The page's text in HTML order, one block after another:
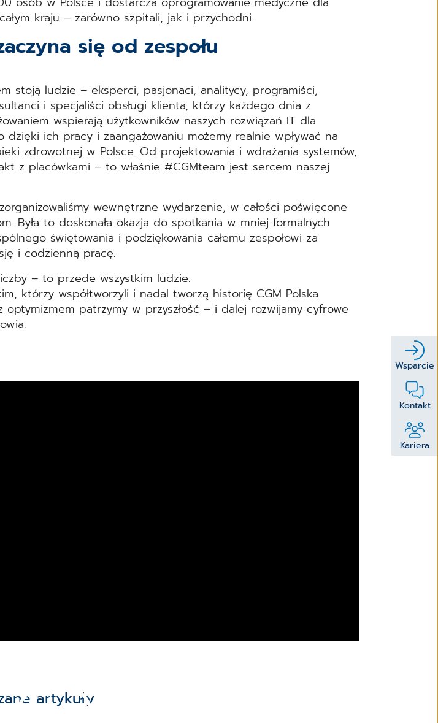
Wsparcie
Kontakt
Kariera
kraju – zarówno szpitali, jak i przychodni.
się od zespołu
stoją ludzie – eksperci, pasjonaci, analitycy, programiści,
i specjaliści obsługi klienta, którzy każdego dnia z
wspierają użytkowników naszych rozwiązań IT dla
dzięki ich pracy i zaangażowaniu możemy realnie wpływać na
zdrowotnej w Polsce. Od projektowania i wdrażania systemów,
z placówkami – to właśnie #CGMteam jest sercem naszej
wewnętrzne wydarzenie, w całości poświęcone
Była to doskonała okazja do spotkania w mniej formalnych
świętowania i podziękowania całemu zespołowi za
i codzienną pracę.
– to przede wszystkim ludzie.
którzy współtworzyli i nadal tworzą historię CGM Polska.
optymizmem patrzymy w przyszłość – i dalej rozwijamy cyfrowe
artykuły